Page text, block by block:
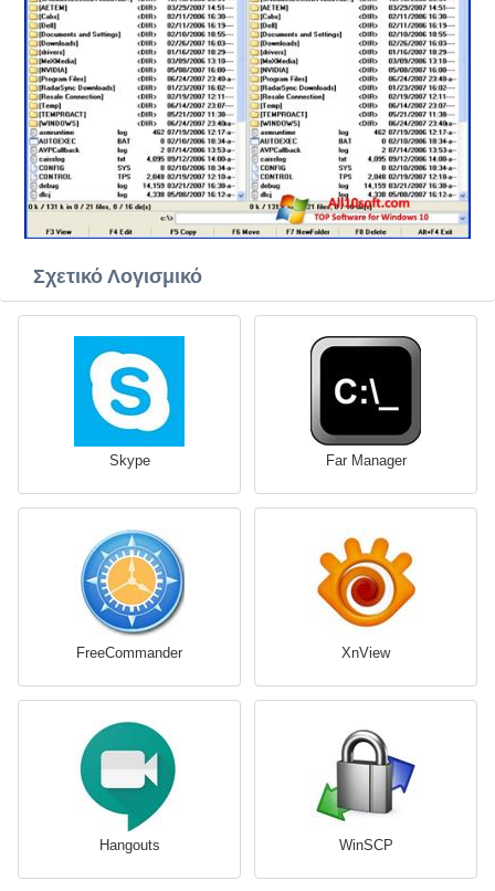
Σχετικό Λογισμικό
Skype Far Manager
FreeCommander XnView
Hangouts WinSCP